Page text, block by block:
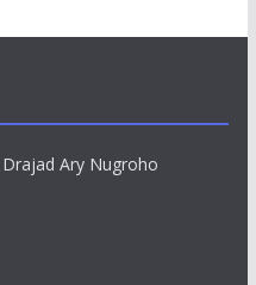
Drajad Ary Nugroho